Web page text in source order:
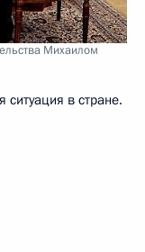
Михаилом
в стране.